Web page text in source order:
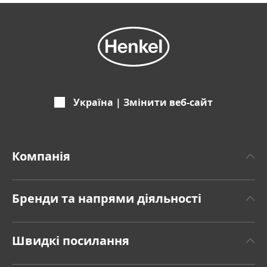
Україна | Змінити веб-сайт
Компанія
Факти та цифри
Бренди та напрями діяльності
Technologies
Швидкі посилання